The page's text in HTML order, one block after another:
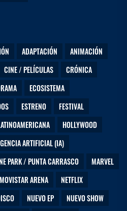
ADAPTACIÓN
ANIMACIÓN
CINE / PELÍCULAS
CRÓNICA
DRAMA
ECOSISTEMA
ESTRENO
FESTIVAL
HOLLYWOOD
ARTIFICIAL (IA)
PARK / PUNTA CARRASCO
MARVEL
MOVISTAR ARENA
NETFLIX
NUEVO EP
NUEVO SHOW